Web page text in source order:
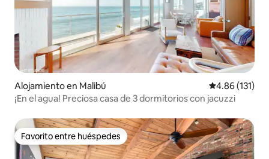
Alojamiento en Malibú Calificación
4.86 (131)
¡En el agua! Preciosa casa de 3 dormitorios con jacuzzi
Favorito entre huéspedes
Favorito entre huéspedes